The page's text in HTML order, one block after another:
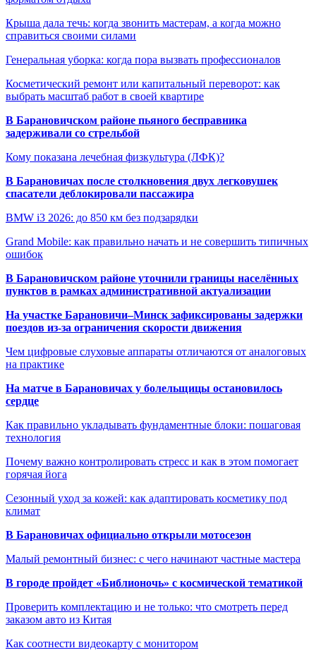
Крыша дала течь: когда звонить мастерам, а когда можно
справиться своими силами
Генеральная уборка: когда пора вызвать профессионалов
Косметический ремонт или капитальный переворот: как
выбрать масштаб работ в своей квартире
В Барановичском районе пьяного бесправника
задерживали со стрельбой
Кому показана лечебная физкультура (ЛФК)?
В Барановичах после столкновения двух легковушек
спасатели деблокировали пассажира
BMW i3 2026: до 850 км без подзарядки
Grand Mobile: как правильно начать и не совершить типичных
ошибок
В Барановичском районе уточнили границы населённых
пунктов в рамках административной актуализации
На участке Барановичи–Минск зафиксированы задержки
поездов из-за ограничения скорости движения
Чем цифровые слуховые аппараты отличаются от аналоговых
на практике
На матче в Барановичах у болельщицы остановилось
сердце
Как правильно укладывать фундаментные блоки: пошаговая
технология
Почему важно контролировать стресс и как в этом помогает
горячая йога
Сезонный уход за кожей: как адаптировать косметику под
климат
В Барановичах официально открыли мотосезон
Малый ремонтный бизнес: с чего начинают частные мастера
В городе пройдет «Библионочь» с космической тематикой
Проверить комплектацию и не только: что смотреть перед
заказом авто из Китая
Как соотнести видеокарту с монитором